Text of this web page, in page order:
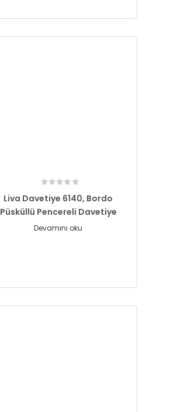
Liva Davetiye 6140, Bordo
Püsküllü Pencereli Davetiye
Devamını oku